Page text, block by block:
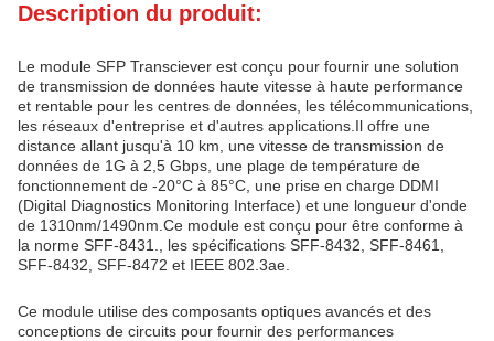
Description du produit:
Le module SFP Transciever est conçu pour fournir une solution
de transmission de données haute vitesse à haute performance
et rentable pour les centres de données, les télécommunications,
les réseaux d'entreprise et d'autres applications.Il offre une
distance allant jusqu'à 10 km, une vitesse de transmission de
données de 1G à 2,5 Gbps, une plage de température de
fonctionnement de -20°C à 85°C, une prise en charge DDMI
(Digital Diagnostics Monitoring Interface) et une longueur d'onde
de 1310nm/1490nm.Ce module est conçu pour être conforme à
la norme SFF-8431., les spécifications SFF-8432, SFF-8461,
SFF-8432, SFF-8472 et IEEE 802.3ae.
Ce module utilise des composants optiques avancés et des
conceptions de circuits pour fournir des performances